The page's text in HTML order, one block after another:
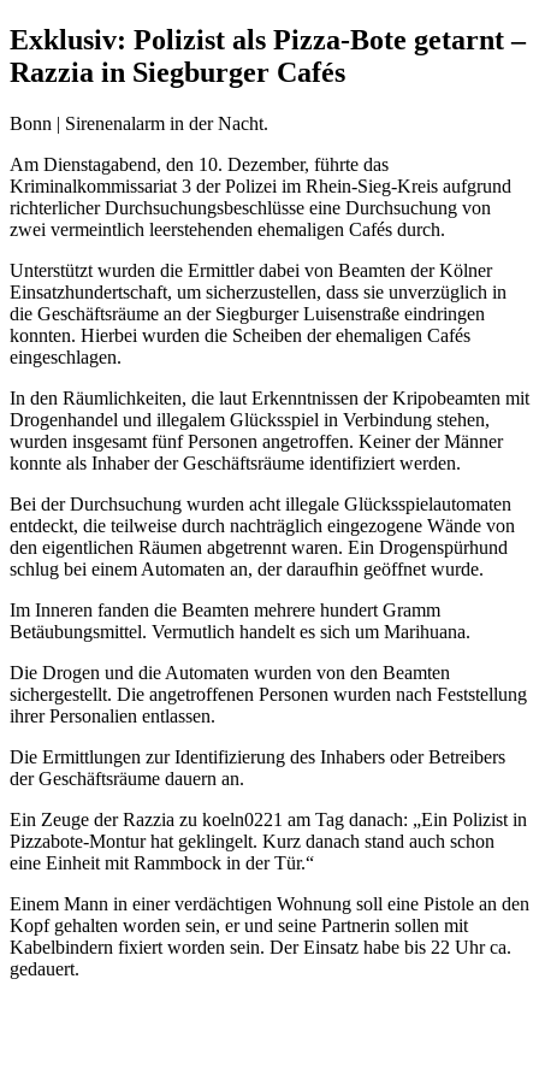
Exklusiv: Polizist als Pizza-Bote getarnt –
Razzia in Siegburger Cafés
Bonn | Sirenenalarm in der Nacht.
Am Dienstagabend, den 10. Dezember, führte das
Kriminalkommissariat 3 der Polizei im Rhein-Sieg-Kreis aufgrund
richterlicher Durchsuchungsbeschlüsse eine Durchsuchung von
zwei vermeintlich leerstehenden ehemaligen Cafés durch.
Unterstützt wurden die Ermittler dabei von Beamten der Kölner
Einsatzhundertschaft, um sicherzustellen, dass sie unverzüglich in
die Geschäftsräume an der Siegburger Luisenstraße eindringen
konnten. Hierbei wurden die Scheiben der ehemaligen Cafés
eingeschlagen.
In den Räumlichkeiten, die laut Erkenntnissen der Kripobeamten mit
Drogenhandel und illegalem Glücksspiel in Verbindung stehen,
wurden insgesamt fünf Personen angetroffen. Keiner der Männer
konnte als Inhaber der Geschäftsräume identifiziert werden.
Bei der Durchsuchung wurden acht illegale Glücksspielautomaten
entdeckt, die teilweise durch nachträglich eingezogene Wände von
den eigentlichen Räumen abgetrennt waren. Ein Drogenspürhund
schlug bei einem Automaten an, der daraufhin geöffnet wurde.
Im Inneren fanden die Beamten mehrere hundert Gramm
Betäubungsmittel. Vermutlich handelt es sich um Marihuana.
Die Drogen und die Automaten wurden von den Beamten
sichergestellt. Die angetroffenen Personen wurden nach Feststellung
ihrer Personalien entlassen.
Die Ermittlungen zur Identifizierung des Inhabers oder Betreibers
der Geschäftsräume dauern an.
Ein Zeuge der Razzia zu koeln0221 am Tag danach: „Ein Polizist in
Pizzabote-Montur hat geklingelt. Kurz danach stand auch schon
eine Einheit mit Rammbock in der Tür.“
Einem Mann in einer verdächtigen Wohnung soll eine Pistole an den
Kopf gehalten worden sein, er und seine Partnerin sollen mit
Kabelbindern fixiert worden sein. Der Einsatz habe bis 22 Uhr ca.
gedauert.